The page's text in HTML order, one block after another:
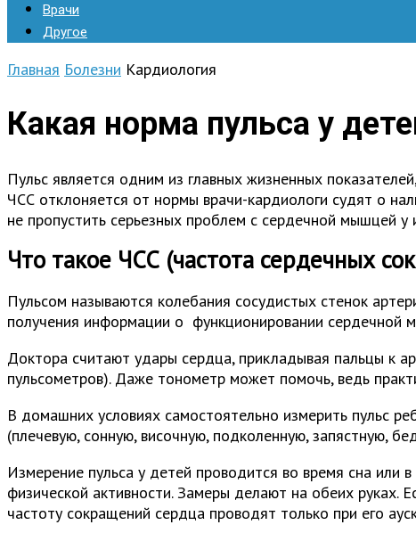
Врачи
Другое
Главная Болезни Кардиология
Какая норма пульса у
Пульс является одним из главных жизненных
ЧСС отклоняется от нормы врачи-кардиологи судят о
не пропустить серьезных проблем с сердечной мышцей у
Что такое ЧСС (частота сердечных
Пульсом называются колебания сосудистых стенок
получения информации о функционировании сердечной
Доктора считают удары сердца, прикладывая пальцы к
пульсометров). Даже тонометр может помочь, ведь
В домашних условиях самостоятельно измерить пульс
(плечевую, сонную, височную, подколенную, запястную,
Измерение пульса у детей проводится во время сна или
физической активности. Замеры делают на обеих руках.
частоту сокращений сердца проводят только при его